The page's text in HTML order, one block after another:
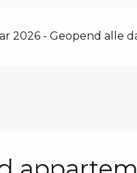
2026 - Geopend alle